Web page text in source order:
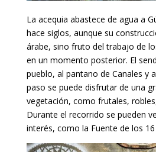
La acequia abastece de agua a
hace siglos, aunque su
árabe, sino fruto del trabajo de
en un momento posterior. El
pueblo, al pantano de Canales y
paso se puede disfrutar de una
vegetación, como frutales,
Durante el recorrido se pueden
interés, como la Fuente de los 16